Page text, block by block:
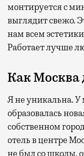
монтируется с
выглядит свежо.
нам всем
Работает лучше
Как Москва
Я не уникальна. У
образовалась
собственном
отель в центре
не был со школы,